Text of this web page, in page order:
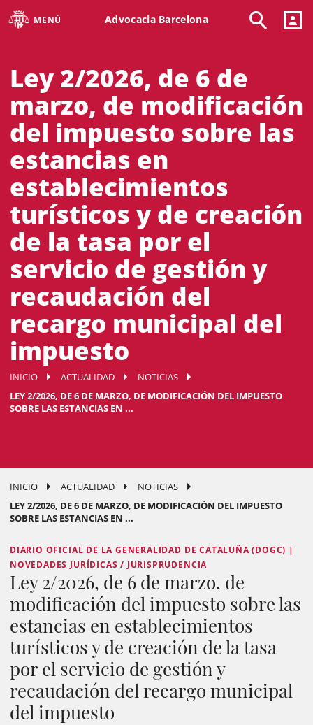
MENÚ Advocacia Barcelona
Ley 2/2026, de 6 de
marzo, de modificación
del impuesto sobre las
estancias en
establecimientos
turísticos y de creación
de la tasa por el
servicio de gestión y
recaudación del
recargo municipal del
impuesto
INICIO ACTUALIDAD
NOTICIAS
LEY 2/2026, DE 6 DE MARZO, DE MODIFICACIÓN DEL IMPUESTO
SOBRE LAS ESTANCIAS EN ...
INICIO ACTUALIDAD
NOTICIAS
LEY 2/2026, DE 6 DE MARZO, DE MODIFICACIÓN DEL IMPUESTO
SOBRE LAS ESTANCIAS EN ...
DIARIO OFICIAL DE LA GENERALIDAD DE CATALUÑA (DOGC) |
NOVEDADES JURÍDICAS / JURISPRUDENCIA
Ley 2/2026, de 6 de marzo, de
modificación del impuesto sobre las
estancias en establecimientos
turísticos y de creación de la tasa
por el servicio de gestión y
recaudación del recargo municipal
del impuesto